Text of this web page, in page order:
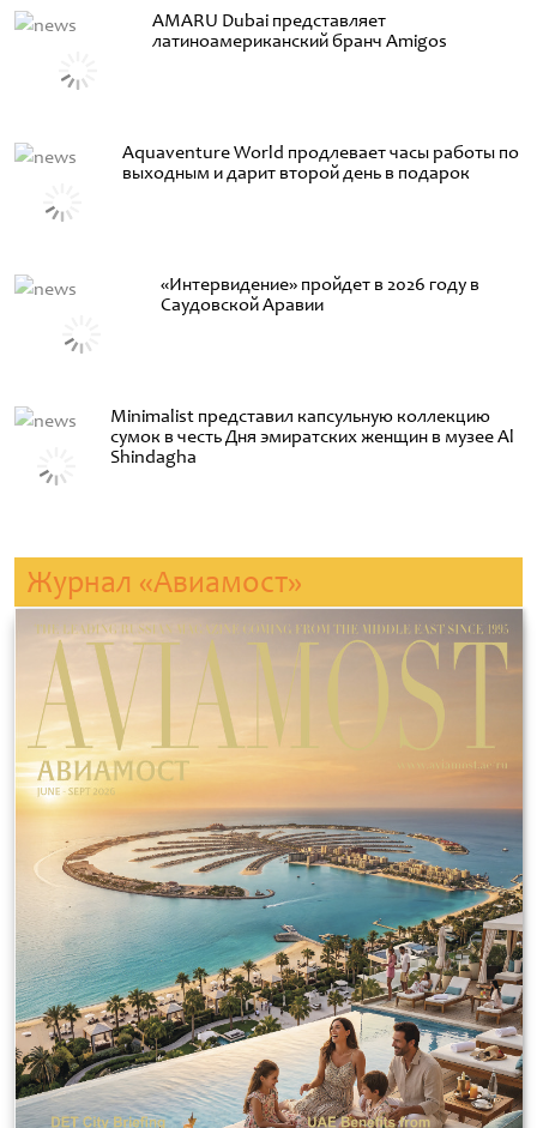
AMARU Dubai представляет
латиноамериканский бранч Amigos
Aquaventure World продлевает часы работы по
выходным и дарит второй день в подарок
«Интервидение» пройдет в 2026 году в
Саудовской Аравии
Minimalist представил капсульную коллекцию
сумок в честь Дня эмиратских женщин в музее Al
Shindagha
Журнал «Авиамост»